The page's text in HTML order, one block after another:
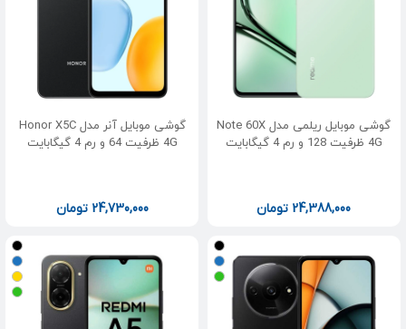
گوشی موبایل ریلمی مدل Note 60X
4G ظرفیت 128 و رم 4 گیگابایت
24,388,000 تومان
گوشی موبایل آنر مدل Honor X5C
4G ظرفیت 64 و رم 4 گیگابایت
24,730,000 تومان